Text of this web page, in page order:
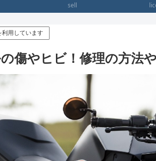
sell
用しています
傷やヒビ！修理の方法